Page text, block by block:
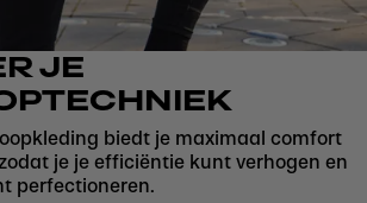
JE
biedt je maximaal comfort
je je efficiëntie kunt verhogen en
perfectioneren.